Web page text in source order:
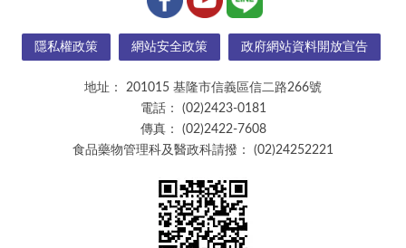
隱私權政策 網站安全政策 政府網站資料開放宣告
地址：
201015 基隆市信義區信二路266號
電話：
(02)2423-0181
傳真：
(02)2422-7608
食品藥物管理科及醫政科請撥：
(02)24252221